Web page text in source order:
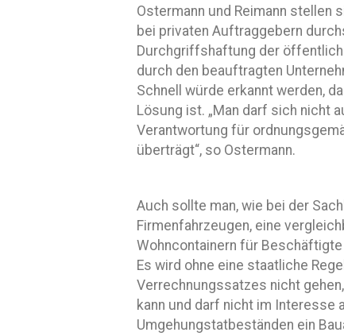
Ostermann und Reimann stellen
bei privaten Auftraggebern
Durchgriffshaftung der
durch den beauftragten
Schnell würde erkannt werden,
Lösung ist. „Man darf sich nicht
Verantwortung für
überträgt“, so Ostermann.
Auch sollte man, wie bei der
Firmenfahrzeugen, eine
Wohncontainern für
Es wird ohne eine staatliche
Verrechnungssatzes nicht
kann und darf nicht im Interesse
Umgehungstatbeständen ein